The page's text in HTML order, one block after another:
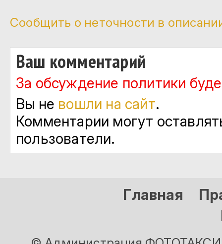
Сообщить о неточности в
Ваш комментарий
За обсуждение политики
Вы не вошли на сайт.
Комментарии могут
пользователи.
Главная